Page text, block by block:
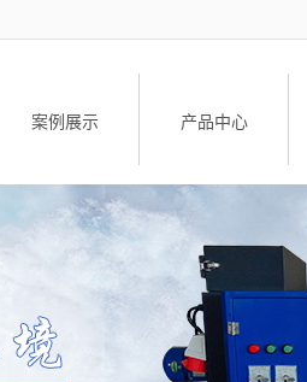
案例展示 产品中心
工业油烟净化设备
油雾净化器
油雾净化器配件